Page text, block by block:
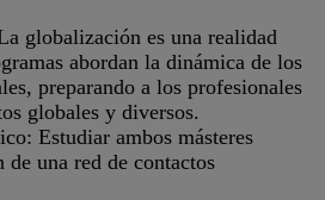
globalización es una realidad
abordan la dinámica de los
preparando a los profesionales
globales y diversos.
Estudiar ambos másteres
una red de contactos